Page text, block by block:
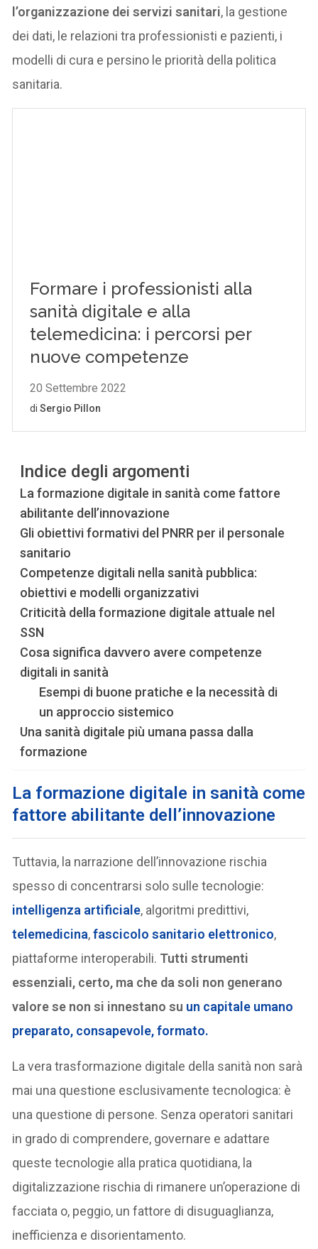
l’organizzazione dei servizi sanitari, la gestione
dei dati, le relazioni tra professionisti e pazienti, i
modelli di cura e persino le priorità della politica
sanitaria.
Indice degli argomenti
La formazione digitale in sanità come fattore
abilitante dell’innovazione
Gli obiettivi formativi del PNRR per il personale
sanitario
Competenze digitali nella sanità pubblica:
obiettivi e modelli organizzativi
Criticità della formazione digitale attuale nel
SSN
Cosa significa davvero avere competenze
digitali in sanità
Esempi di buone pratiche e la necessità di
un approccio sistemico
Una sanità digitale più umana passa dalla
formazione
La formazione digitale in sanità come
fattore abilitante dell’innovazione
Tuttavia, la narrazione dell’innovazione rischia
spesso di concentrarsi solo sulle tecnologie:
intelligenza artificiale, algoritmi predittivi,
telemedicina,fascicolo sanitario elettronico,
piattaforme interoperabili. Tutti strumenti
essenziali, certo, ma che da soli non generano
valore se non si innestano su un capitale umano
preparato, consapevole, formato.
La vera trasformazione digitale della sanità non sarà
mai una questione esclusivamente tecnologica: è
una questione di persone. Senza operatori sanitari
in grado di comprendere, governare e adattare
queste tecnologie alla pratica quotidiana, la
digitalizzazione rischia di rimanere un’operazione di
facciata o, peggio, un fattore di disuguaglianza,
inefficienza e disorientamento.